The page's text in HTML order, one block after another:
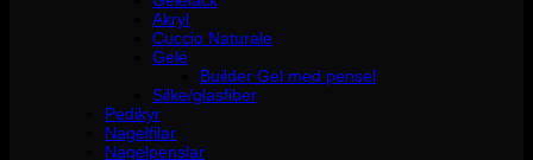
Akryl
Cuccio Naturale
Gelé
Builder Gel med pensel
Silke/glasfiber
Pedikyr
Nagelfilar
Nagelpenslar